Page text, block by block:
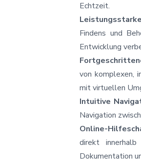
Echtzeit.
Findens und
Entwicklung
von komplexen,
mit virtuellen
Intuitive
Navigation
Online-
direkt
Dokumentation